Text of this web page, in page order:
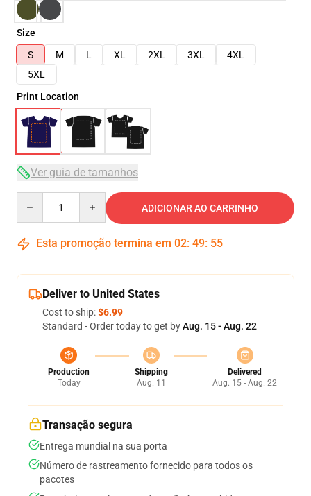
Size
S
M L XL 2XL 3XL
4XL
5XL
Print Location
Ver guia de tamanhos
ADICIONAR AO CARRINHO
Esta promoção termina em 02: 49: 54
Deliver to United States
Cost to ship:$6.99
Standard - Order today to get byAug. 15 - Aug. 22
Production
Today
Shipping
Aug. 11
Delivered
Aug. 15 - Aug. 22
Transação segura
Entrega mundial na sua porta
Número de rastreamento fornecido para todos os
pacotes